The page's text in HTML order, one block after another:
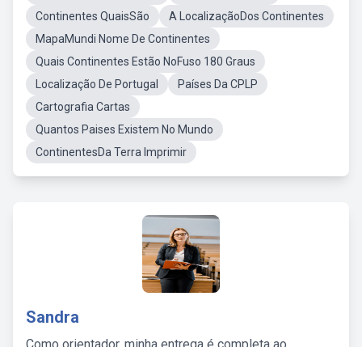
Continentes QuaisSão
A LocalizaçãoDos Continentes
MapaMundi Nome De Continentes
Quais Continentes Estão NoFuso 180 Graus
Localização De Portugal
Países Da CPLP
Cartografia Cartas
Quantos Paises Existem No Mundo
ContinentesDa Terra Imprimir
Sandra